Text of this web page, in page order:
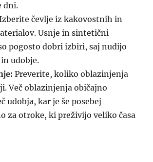
dni.
čevlje iz kakovostnih in
Usnje in sintetični
pogosto dobri izbiri, saj nudijo
udobje.
Preverite, koliko oblazinjenja
Več oblazinjenja običajno
udobja, kar je še posebej
za otroke, ki preživijo veliko časa